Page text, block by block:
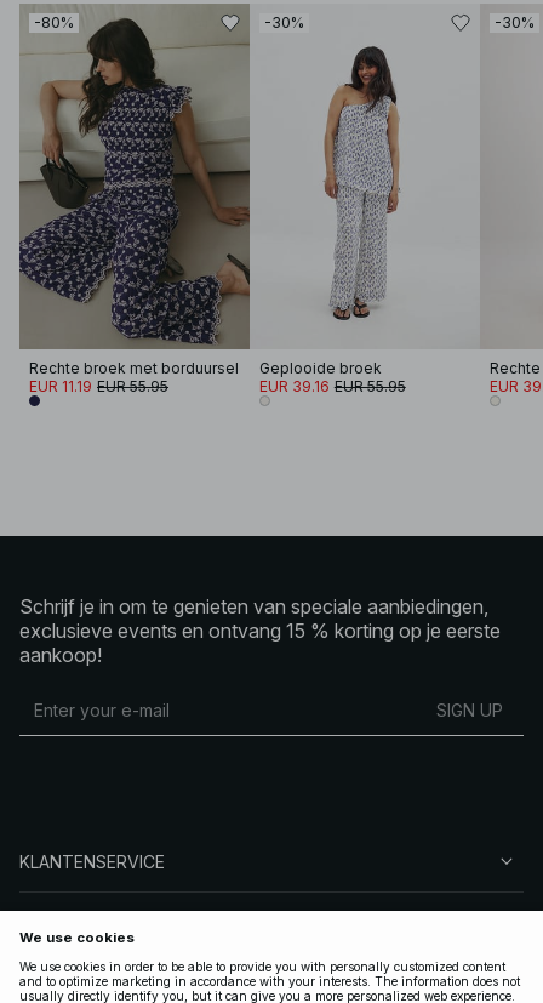
-80%
Rechte broek met borduursel
EUR 11.19 EUR 55.95
-30%
Geplooide broek
EUR 39.16 EUR 55.95
-30%
EUR
Schrijf je in om te genieten van speciale aanbiedingen,
exclusieve events en ontvang 15 % korting op je eerste
aankoop!
SIGN UP
KLANTENSERVICE
VOLG ONS